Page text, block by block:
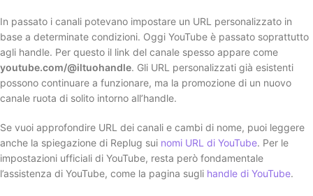
In passato i canali potevano impostare un URL personalizzato in
base a determinate condizioni. Oggi YouTube è passato soprattutto
agli handle. Per questo il link del canale spesso appare come
youtube.com/@iltuohandle. Gli URL personalizzati già esistenti
possono continuare a funzionare, ma la promozione di un nuovo
canale ruota di solito intorno all’handle.
Se vuoi approfondire URL dei canali e cambi di nome, puoi leggere
anche la spiegazione di Replug sui nomi URL di YouTube. Per le
impostazioni ufficiali di YouTube, resta però fondamentale
l’assistenza di YouTube, come la pagina sugli handle di YouTube.